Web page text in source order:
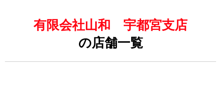
有限会社山和 宇都宮支店
の店舗一覧